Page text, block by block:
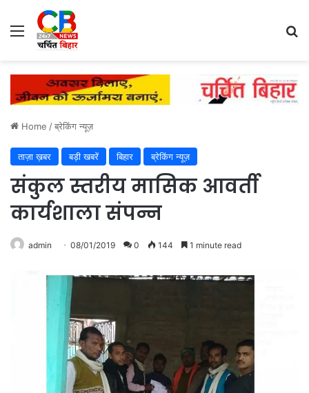
Menu
Home /ब्रेकिंग न्यूज़
ताज़ा ख़बर बड़ी खबरें बिहार ब्रेकिंग न्यूज़
संकुल स्तरीय मासिक आवर्ती
कार्यशाला संपन्न
admin 08/01/2019 0 144 1 minute read